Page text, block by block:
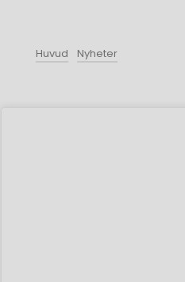
Huvud Nyheter